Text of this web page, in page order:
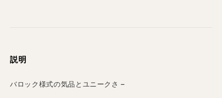
説明
バロック様式の気品とユニークさ –